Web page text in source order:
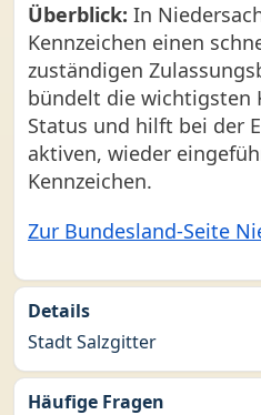
Überblick: In
Kennzeichen einen
zuständigen
bündelt die wichtigsten
Status und hilft bei der
aktiven, wieder
Kennzeichen.
Zur Bundesland-Seite
Details
Stadt Salzgitter
Häufige Fragen